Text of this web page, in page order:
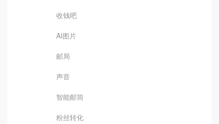
收钱吧
AI图片
邮局
声音
智能邮筒
粉丝转化